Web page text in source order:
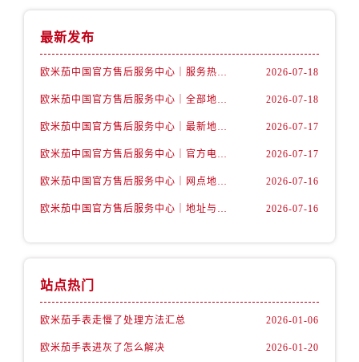
内蒙古自治区锡林郭勒盟市锡林浩特市光明街与额尔敦路交叉口售后服务中心（需提前预约）
最新发布
欧米茄中国官方售后服务中心｜服务热线及详细地址权威信息公告（2026年7月最新） 2026-07-18
欧米茄中国官方售后服务中心｜全部地址与售后电话权威信息声明（2026年7月最新） 2026-07-18
欧米茄中国官方售后服务中心｜最新地址及官方服务热线权威信息公告（2026年7月最新） 2026-07-17
欧米茄中国官方售后服务中心｜官方电话和维修地址权威信息公告（2026年7月最新） 2026-07-17
欧米茄中国官方售后服务中心｜网点地址和官方热线权威信息通知（2026年7月最新） 2026-07-16
欧米茄中国官方售后服务中心｜地址与24小时服务电话权威信息公告（2026年7月最新） 2026-07-16
站点热门
欧米茄手表走慢了处理方法汇总 2026-01-06
欧米茄手表进灰了怎么解决 2026-01-20